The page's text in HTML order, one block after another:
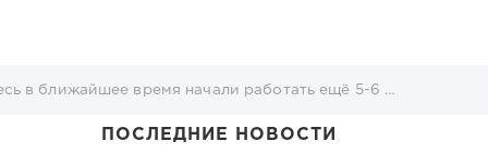
начали работать ещё 5-6 новых стивидорных компаний
ПОСЛЕДНИЕ НОВОСТИ